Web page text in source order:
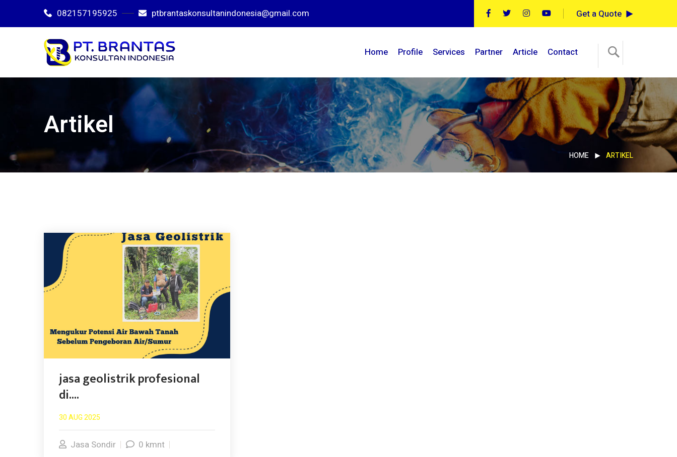
082157195925 ptbrantaskonsultanindonesia@gmail.com Get a Quote
Home Profile Services Partner Article Contact
Artikel
HOME ARTIKEL
jasa geolistrik profesional
di....
30 AUG 2025
Jasa Sondir 0 kmnt